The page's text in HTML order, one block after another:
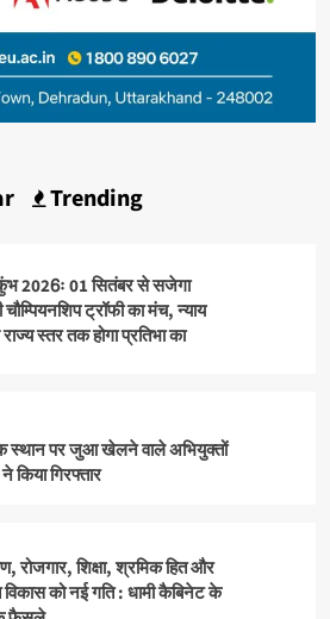
Trending
2026ः 01 सितंबर से सजेगा
ट्रॉफी का मंच, न्याय
स्तर तक होगा प्रतिभा का
स्थान पर जुआ खेलने वाले अभियुक्तों
किया गिरफ्तार
रोजगार, शिक्षा, श्रमिक हित और
को नई गति : धामी कैबिनेट के